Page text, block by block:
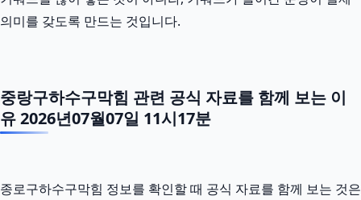
의미를 갖도록 만드는 것입니다.
중랑구하수구막힘 관련 공식 자료를 함께 보는 이
유 2026년07월07일 11시17분
종로구하수구막힘 정보를 확인할 때 공식 자료를 함께 보는 것은